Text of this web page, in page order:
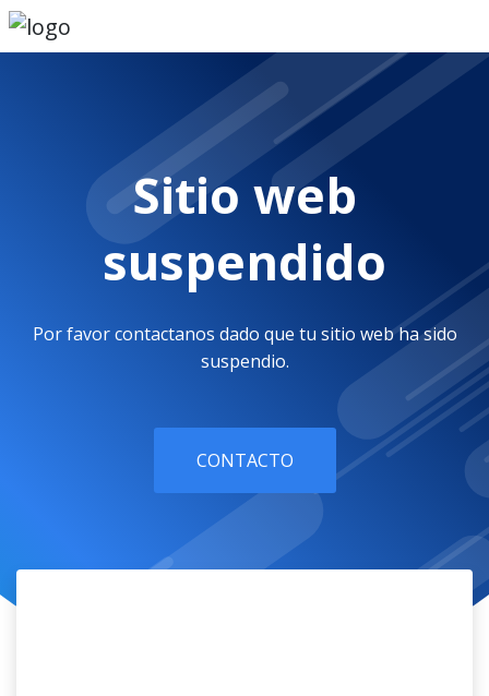
Sitio web
suspendido
Por favor contactanos dado que tu sitio web ha sido
suspendio.
CONTACTO